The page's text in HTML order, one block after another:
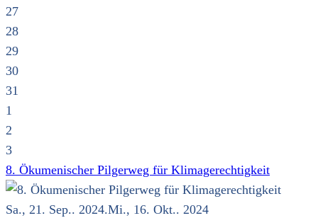
27
28
29
30
31
1
2
3
8. Ökumenischer Pilgerweg für Klimagerechtigkeit
Sa., 21. Sep.. 2024.Mi., 16. Okt.. 2024